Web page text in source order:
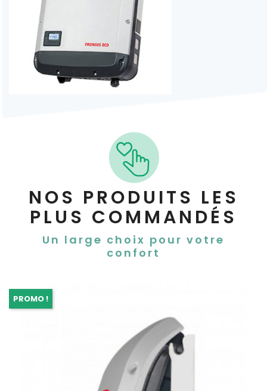
NOS PRODUITS LES
PLUS COMMANDÉS
Un large choix pour votre
confort
PROMO !